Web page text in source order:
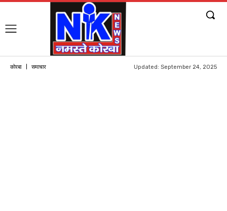
कोरबा समाचार Updated: September 24, 2025